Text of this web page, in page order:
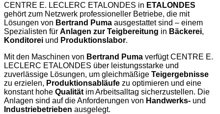
CENTRE E. LECLERC ETALONDES in ETALONDES
gehört zum Netzwerk professioneller Betriebe, die mit
Lösungen von Bertrand Puma ausgestattet sind – einem
Spezialisten für Anlagen zur Teigbereitung in Bäckerei,
Konditorei und Produktionslabor.
Mit den Maschinen von Bertrand Puma verfügt CENTRE E.
LECLERC ETALONDES über leistungsstarke und
zuverlässige Lösungen, um gleichmäßige Teigergebnisse
zu erzielen, Produktionsabläufe zu optimieren und eine
konstant hohe Qualität im Arbeitsalltag sicherzustellen. Die
Anlagen sind auf die Anforderungen von Handwerks- und
Industriebetrieben ausgelegt.